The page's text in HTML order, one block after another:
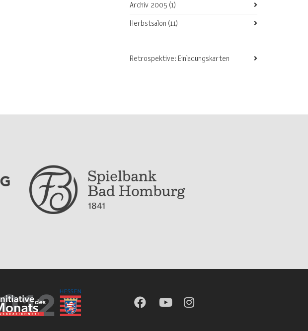
Archiv 2005 (1)
Herbstsalon (11)
Retrospektive: Einladungskarten